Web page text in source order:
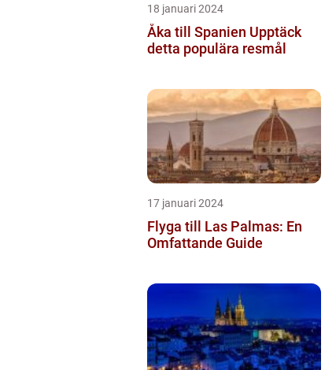
18 januari 2024
Åka till Spanien Upptäck
detta populära resmål
17 januari 2024
Flyga till Las Palmas: En
Omfattande Guide